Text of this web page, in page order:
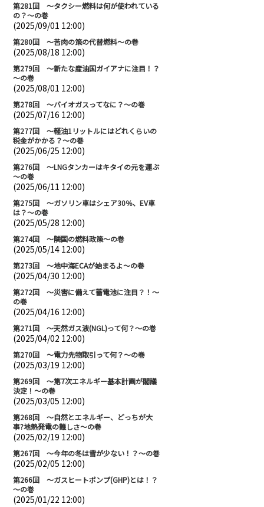
第281回 ～タクシー燃料は何が使われている
の？～の巻
(2025/09/01 12:00)
第280回 ～苦肉の策の代替燃料～の巻
(2025/08/18 12:00)
第279回 ～新たな産油国ガイアナに注目！？
～の巻
(2025/08/01 12:00)
第278回 ～バイオガスってなに？～の巻
(2025/07/16 12:00)
第277回 ～軽油1リットルにはどれくらいの
税金がかかる？～の巻
(2025/06/25 12:00)
第276回 ～LNGタンカーはキタイの元を運ぶ
～の巻
(2025/06/11 12:00)
第275回 ～ガソリン車はシェア30％、EV車
は？～の巻
(2025/05/28 12:00)
第274回 ～隣国の燃料政策～の巻
(2025/05/14 12:00)
第273回 ～地中海ECAが始まるよ～の巻
(2025/04/30 12:00)
第272回 ～災害に備えて蓄電池に注目？！～
の巻
(2025/04/16 12:00)
第271回 ～天然ガス液(NGL)って何？～の巻
(2025/04/02 12:00)
第270回 ～電力先物取引って何？～の巻
(2025/03/19 12:00)
第269回 ～第7次エネルギー基本計画が閣議
決定！～の巻
(2025/03/05 12:00)
第268回 ～自然とエネルギー、どっちが大
事?地熱発電の難しさ～の巻
(2025/02/19 12:00)
第267回 ～今年の冬は雪が少ない！？～の巻
(2025/02/05 12:00)
第266回 ～ガスヒートポンプ(GHP)とは！？
～の巻
(2025/01/22 12:00)